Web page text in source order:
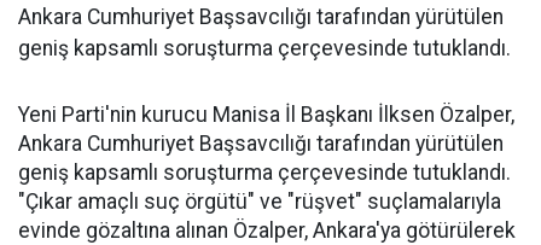
Ankara Cumhuriyet Başsavcılığı tarafından yürütülen
geniş kapsamlı soruşturma çerçevesinde tutuklandı.
Yeni Parti'nin kurucu Manisa İl Başkanı İlksen Özalper,
Ankara Cumhuriyet Başsavcılığı tarafından yürütülen
geniş kapsamlı soruşturma çerçevesinde tutuklandı.
"Çıkar amaçlı suç örgütü" ve "rüşvet" suçlamalarıyla
evinde gözaltına alınan Özalper, Ankara'ya götürülerek